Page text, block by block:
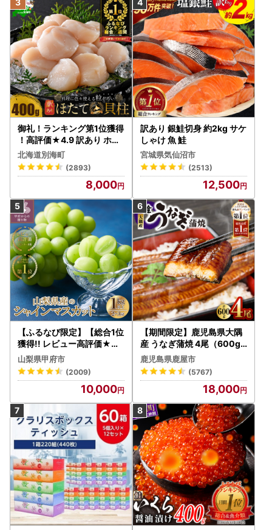
御礼！ランキング第1位獲得
！高評価★4.9 訳あり ホタ
テ 400g（ほたて 帆立 貝柱
冷凍 ）
北海道別海町
(2893)
8,000
訳あり 銀鮭切身 約2kg サケ
しゃけ 魚 鮭
宮城県気仙沼市
(2513)
12,500
【ふるなび限定】【総合1位
獲得!! レビュー高評価★】
〈2026年度配送分〉山梨
県産 シャインマスカット 2
～3房（1.0kg以上）シャイ
ン フルーツ FN-Limited-S
P
山梨県甲府市
(2009)
10,000
【期間限定】鹿児島県大隅
産 うなぎ蒲焼 4尾（600g
） KN007-004-04-cp18
うなぎ 鰻 魚 惣菜 総菜
鹿児島県鹿屋市
(5767)
18,000